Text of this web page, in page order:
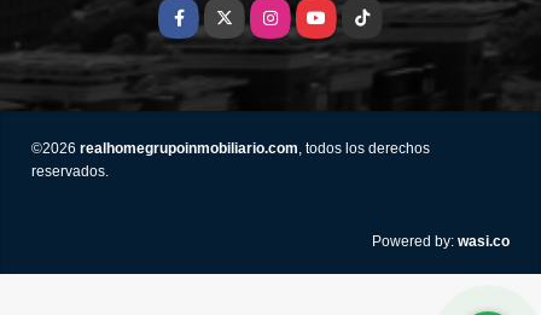
Facebook
X InstagramYouTubeTikTok
©2026 realhomegrupoinmobiliario.com, todos los derechos
reservados.
Powered by: wasi.co